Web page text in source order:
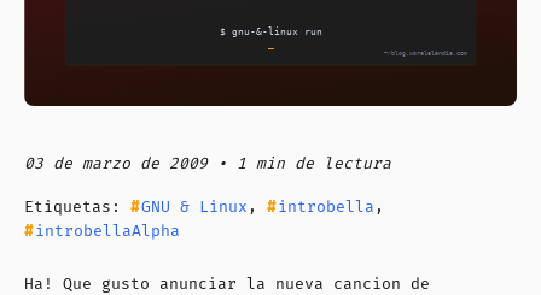
03 de marzo de 2009 • 1 min de lectura
Etiquetas: GNU & Linux , introbella ,
introbellaAlpha
Ha! Que gusto anunciar la nueva cancion de